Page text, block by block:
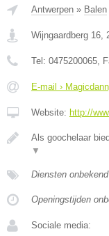
Antwerpen » Balen
Wijngaardberg 16
Tel: 0475200065 ,
E-mail ›
Website: http://
Als goochelaar
▼
Diensten onbekend
Openingstijden
Sociale media: